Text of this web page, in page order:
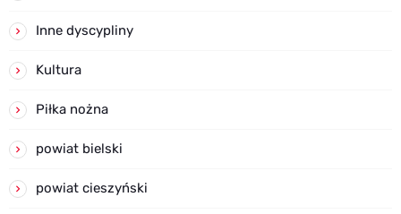
Inne dyscypliny
Kultura
Piłka nożna
powiat bielski
powiat cieszyński